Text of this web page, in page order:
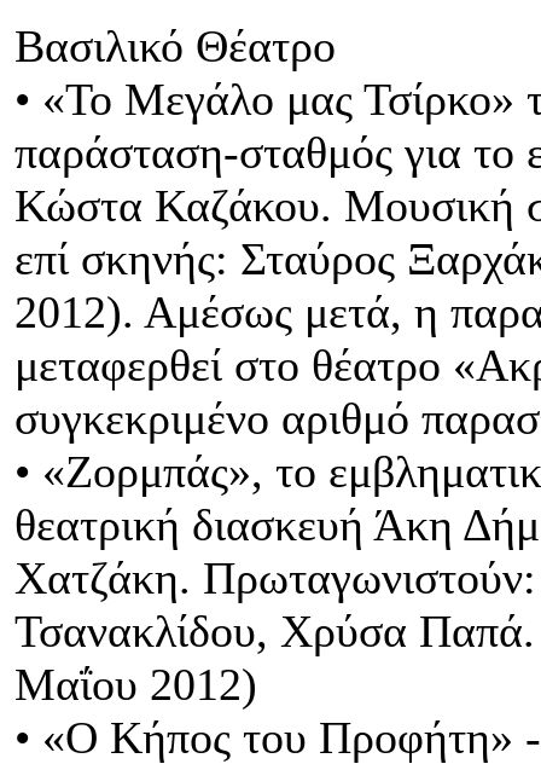
Βασιλικό Θέατρο
• «Το Μεγάλο μας Τσίρκο»
παράσταση-σταθμός για το
Κώστα Καζάκου. Μουσική
επί σκηνής: Σταύρος
2012). Αμέσως μετά, η
μεταφερθεί στο θέατρο
συγκεκριμένο αριθμό
• «Ζορμπάς», το
θεατρική διασκευή Άκη
Χατζάκη. Πρωταγωνιστούν:
Τσανακλίδου, Χρύσα
Μαΐου 2012)
• «Ο Κήπος του Προφήτη»